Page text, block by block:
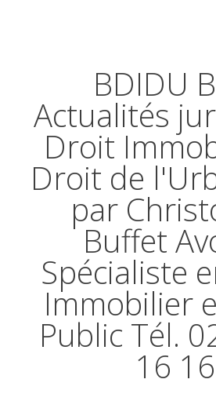
BDIDU
Actualités
Droit
Droit de
par
Buffet
Spécialiste
Immobilier
Public Tél.
16 16